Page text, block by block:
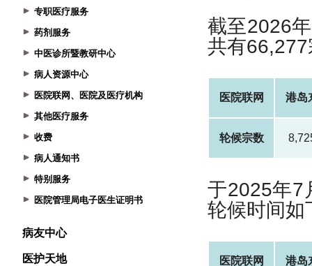
专职医疗服务
药剂服务
中医诊所暨教研中心
病人资源中心
医院联网、医院及医疗机构
其他医疗服务
收费
病人通知书
特别服务
医院管理局电子医生证明书
病友中心
医护天地